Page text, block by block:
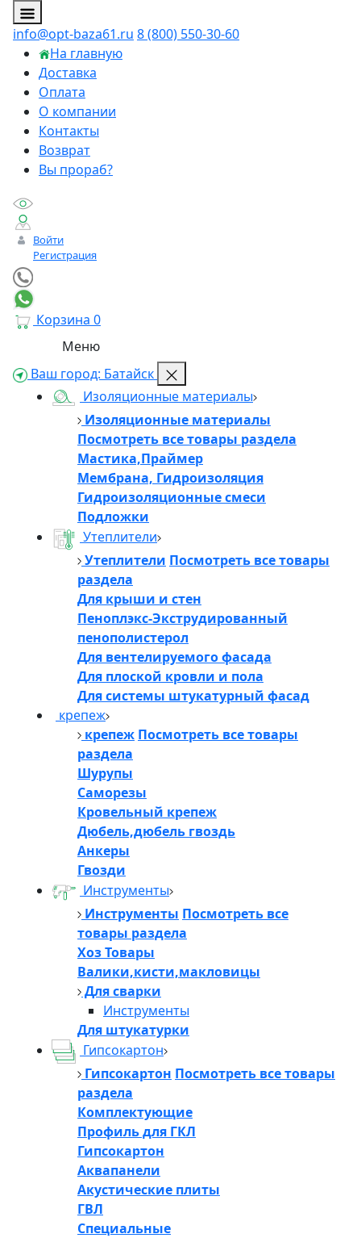
info@opt-baza61.ru 8 (800) 550-30-60
На главную
Доставка
Оплата
О компании
Контакты
Возврат
Вы прораб?
Войти
Регистрация
Корзина 0
Меню
Ваш город: Батайск
Изоляционные материалы
Изоляционные материалы
Посмотреть все товары раздела
Мастика,Праймер
Мембрана, Гидроизоляция
Гидроизоляционные смеси
Подложки
Утеплители
Утеплители Посмотреть все товары
раздела
Для крыши и стен
Пеноплэкс-Экструдированный
пенополистерол
Для вентелируемого фасада
Для плоской кровли и пола
Для системы штукатурный фасад
крепеж
крепеж Посмотреть все товары
раздела
Шурупы
Саморезы
Кровельный крепеж
Дюбель,дюбель гвоздь
Анкеры
Гвозди
Инструменты
Инструменты Посмотреть все
товары раздела
Хоз Товары
Валики,кисти,макловицы
Для сварки
Инструменты
Для штукатурки
Гипсокартон
Гипсокартон Посмотреть все товары
раздела
Комплектующие
Профиль для ГКЛ
Гипсокартон
Аквапанели
Акустические плиты
ГВЛ
Специальные